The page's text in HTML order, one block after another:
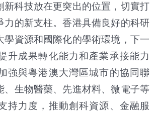
新科技放在更突出的位置，切實打
力的新支柱。香港具備良好的科研
學資源和國際化的學術環境，下一
升成果轉化能力和產業承接能力
強與粵港澳大灣區城市的協同聯
、生物醫藥、先進材料、微電子等
持力度，推動創科資源、金融服